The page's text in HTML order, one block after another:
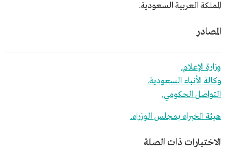
المملكة العربية السعودية.
المصادر
وزارة الإعلام.
وكالة الأنباء السعودية.
التواصل الحكومي.
هيئة الخبراء بمجلس الوزراء.
الاختبارات ذات الصلة